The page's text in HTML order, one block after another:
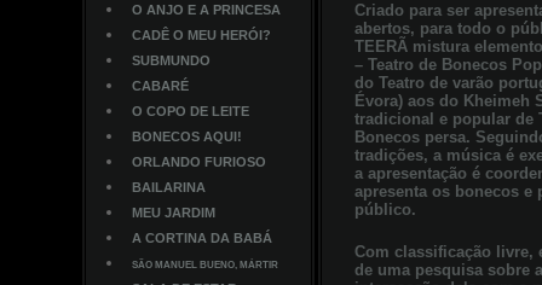
O ANJO E A PRINCESA
CADÊ O MEU HERÓI?
SUBMUNDO
CABARÉ
O COPO DE LEITE
BONECOS AQUI!
ORLANDO FURIOSO
BAILARINA
MEU JARDIM
A CORTINA DA BABÁ
SÃO MANUEL BUENO, MÁRTIR
Criado para ser
abertos, para todo o
TEERÃ mistura
– Teatro de Bonecos
do Teatro de varão
Évora) aos do Kheimeh
tradicional e popular de
Bonecos persa.
tradições, a música é
a apresentação é
apresenta os bonecos e
público.
Com classificação livre,
de uma pesquisa sobre